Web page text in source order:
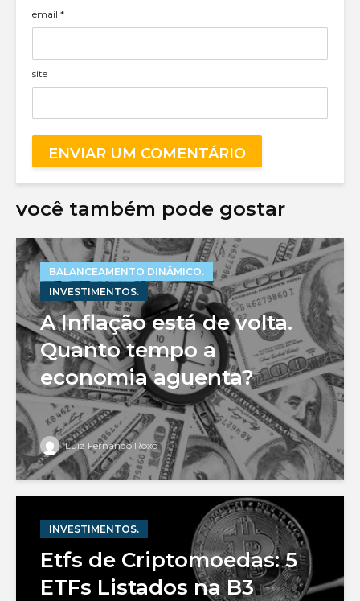
email *
site
você também pode gostar
BALANCEAMENTO DINÂMICO.
INVESTIMENTOS.
A Inflação está de volta.
Quanto tempo a
economia aguenta?
Luiz Fernando Roxo
INVESTIMENTOS.
Etfs de Criptomoedas: 5
ETFs Listados na B3